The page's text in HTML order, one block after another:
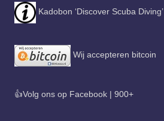
Kadobon ‘Discover Scuba Diving’
Wij accepteren bitcoin
👍Volg ons op Facebook | 900+